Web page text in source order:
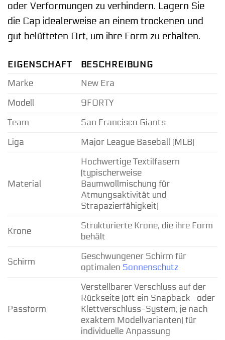
oder Verformungen zu verhindern. Lagern Sie
die Cap idealerweise an einem trockenen und
gut belüfteten Ort, um ihre Form zu erhalten.
EIGENSCHAFT
BESCHREIBUNG
Marke
New Era
Modell
9FORTY
Team
San Francisco Giants
Liga
Major League Baseball (MLB)
Material
Hochwertige Textilfasern
(typischerweise
Baumwollmischung für
Atmungsaktivität und
Strapazierfähigkeit)
Krone
Strukturierte Krone, die ihre Form
behält
Schirm
Geschwungener Schirm für
optimalen Sonnenschutz
Passform
Verstellbarer Verschluss auf der
Rückseite (oft ein Snapback- oder
Klettverschluss-System, je nach
exaktem Modellvarianten) für
individuelle Anpassung